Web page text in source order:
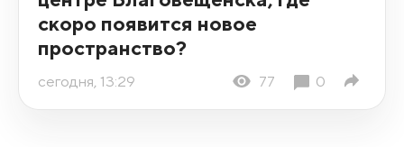
скоро появится новое
пространство?
сегодня, 13:29 77 0